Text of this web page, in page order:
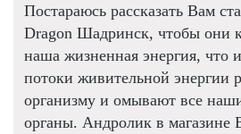
Постараюсь рассказать Вам
Dragon Шадринск, чтобы они
наша жизненная энергия, что
потоки живительной энергии
организму и омывают все
органы. Андролик в магазине